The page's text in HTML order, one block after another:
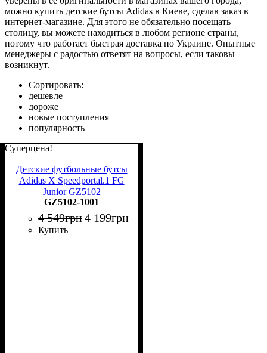
можно купить детские бутсы Adidas в Киеве, сделав заказ в
интернет-магазине. Для этого не обязательно посещать
столицу, вы можете находиться в любом регионе страны,
потому что работает быстрая доставка по Украине. Опытные
менеджеры с радостью ответят на вопросы, если таковы
возникнут.
Сортировать:
дешевле
дороже
новые поступления
популярность
Суперцена!
Детские футбольные бутсы
Adidas X Speedportal.1 FG
Junior GZ5102
GZ5102-1001
4 549грн4 199грн
Купить